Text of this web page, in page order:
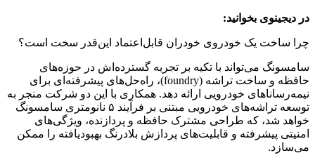
در دیجینوی بخوانید:
چرا ساخت یک خودروی خودران قابل‌اعتماد این‌قدر سخت است؟
سامسونگ می‌تواند با تکیه بر تجربه گسترده‌اش در حوزه‌های
حافظه و ساخت تراشه (foundry)، راه‌حل‌های پیشرفته‌ای برای
نیمه‌رساناهای خودرویی ارائه دهد. همکاری با این دو شرکت منجر به
توسعه تراشه‌های خودرویی مبتنی بر فرآیند ۵ نانومتری سامسونگ
خواهد شد، که طراحی مشترک حافظه و پردازنده، ویژگی‌های
امنیتی پیشرفته و قابلیت‌های پردازش بلادرنگ بهبودیافته را ممکن
می‌سازد.